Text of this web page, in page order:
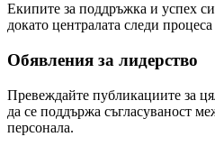
Екипите за поддръжка и успех
докато централата следи
Обявления за лидерство
Превеждайте публикациите за
да се поддържа съгласуваност
персонала.